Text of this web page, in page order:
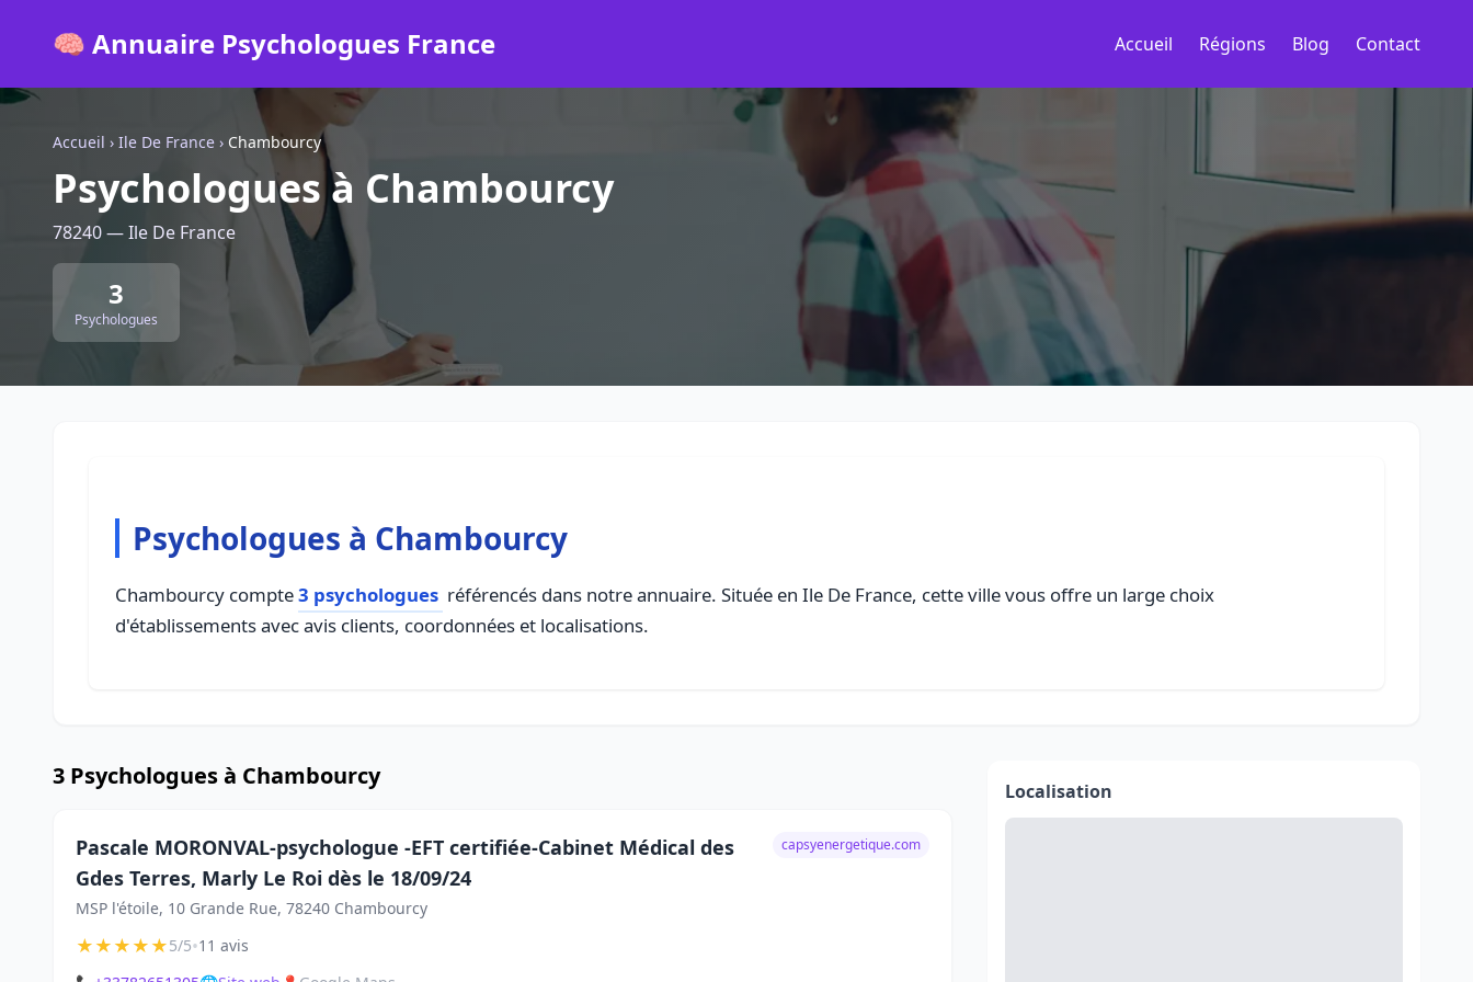
🧠 Annuaire Psychologues France Accueil Régions Blog Contact
Accueil › Ile De France › Chambourcy
Psychologues à Chambourcy
78240 — Ile De France
3
Psychologues
Psychologues à Chambourcy
Chambourcy compte3 psychologues référencés dans notre annuaire. Située en Ile De France, cette ville vous offre un large choix
d'établissements avec avis clients, coordonnées et localisations.
3 Psychologues à Chambourcy
Pascale MORONVAL-psychologue -EFT certifiée-Cabinet Médical des
Gdes Terres, Marly Le Roi dès le 18/09/24
MSP l'étoile, 10 Grande Rue, 78240 Chambourcy
capsyenergetique.com
★★★★★5/5•11 avis
Localisation